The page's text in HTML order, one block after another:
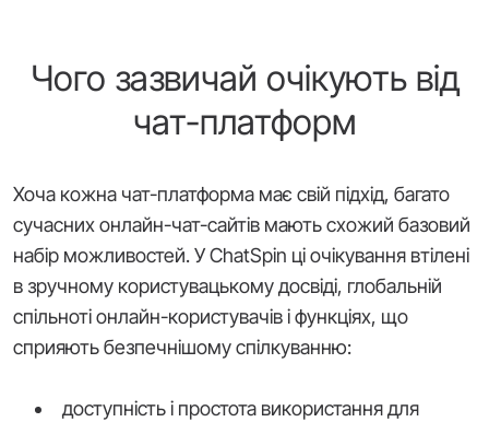
Чого зазвичай очікують від
чат-платформ
Хоча кожна чат-платформа має свій підхід, багато
сучасних онлайн-чат-сайтів мають схожий базовий
набір можливостей. У ChatSpin ці очікування втілені
в зручному користувацькому досвіді, глобальній
спільноті онлайн-користувачів і функціях, що
сприяють безпечнішому спілкуванню:
доступність і простота використання для